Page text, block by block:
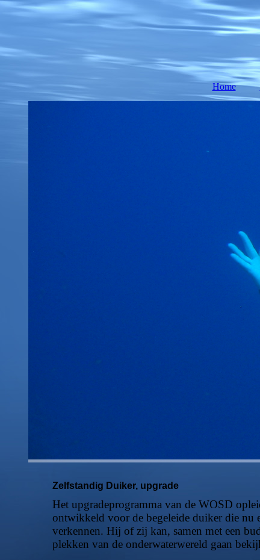
Home
Zelfstandig Duiker, upgrade
Het upgradeprogramma van de WOSD
ontwikkeld voor de begeleide duiker die nu
verkennen. Hij of zij kan, samen met een
plekken van de onderwaterwereld gaan